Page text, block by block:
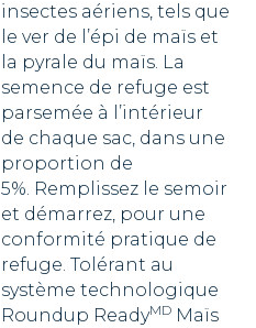
insectes aériens, tels que
le ver de l’épi de maïs et
la pyrale du maïs. La
semence de refuge est
parsemée à l’intérieur
de chaque sac, dans une
proportion de
5%. Remplissez le semoir
et démarrez, pour une
conformité pratique de
refuge. Tolérant au
système technologique
Roundup ReadyMD Maïs